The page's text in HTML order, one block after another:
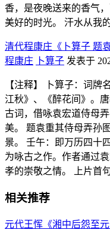
香，是夜晚送来的香气
美好的时光。 汗水从我
清代程康庄《卜算子 题
程康庄
卜算子 发表于
【注释】 卜算子：词牌
江秋》、《醉花间》。
古词，借咏袁宏道侍母
美。 题袁重其侍母弄孙
景。 壬午：即万历四十
为咏古之作。作者通过
孝的崇敬之情。 上片首
相关推荐
元代王恽《湘中后怨至